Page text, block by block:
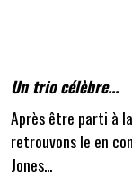
Un trio célèbre...
Après être parti à
retrouvons le en
Jones...